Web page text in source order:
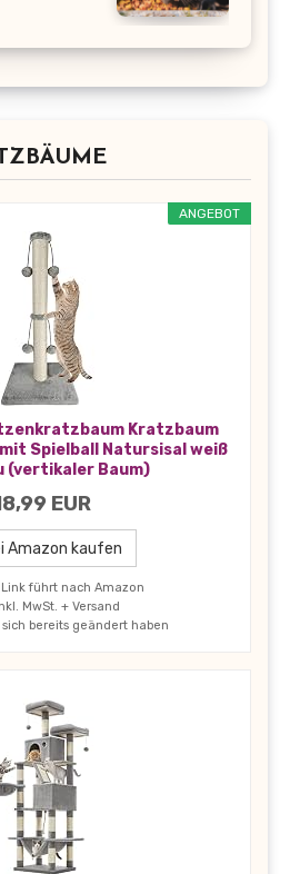
ANGEBOT
Kratzbaum
Spielball Natursisal weiß
(vertikaler Baum)
EUR
Amazon kaufen
Link führt nach Amazon
MwSt. + Versand
sich bereits geändert haben